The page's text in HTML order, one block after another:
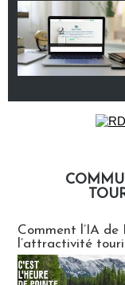
Comment l’IA
l’attractivité